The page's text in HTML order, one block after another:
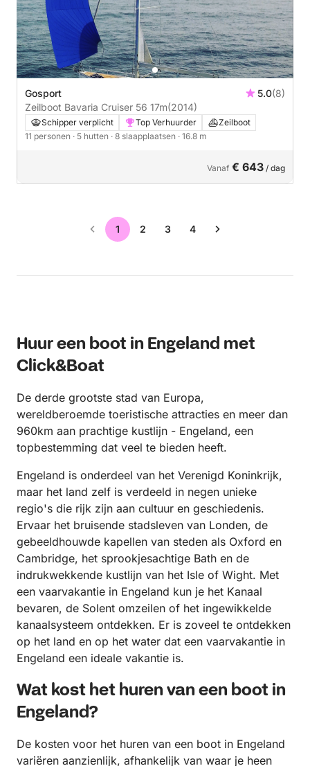
Gosport 5.0(8)
Zeilboot Bavaria Cruiser 56 17m(2014)
Schipper verplicht Top Verhuurder
Zeilboot
11 personen · 5 hutten · 8 slaapplaatsen · 16.8 m
Vanaf € 643 / dag
1 2 3 4
Huur een boot in Engeland met
Click&Boat
De derde grootste stad van Europa,
wereldberoemde toeristische attracties en meer dan
960km aan prachtige kustlijn - Engeland, een
topbestemming dat veel te bieden heeft.
Engeland is onderdeel van het Verenigd Koninkrijk,
maar het land zelf is verdeeld in negen unieke
regio's die rijk zijn aan cultuur en geschiedenis.
Ervaar het bruisende stadsleven van Londen, de
gebeeldhouwde kapellen van steden als Oxford en
Cambridge, het sprookjesachtige Bath en de
indrukwekkende kustlijn van het Isle of Wight. Met
een vaarvakantie in Engeland kun je het Kanaal
bevaren, de Solent omzeilen of het ingewikkelde
kanaalsysteem ontdekken. Er is zoveel te ontdekken
op het land en op het water dat een vaarvakantie in
Engeland een ideale vakantie is.
Wat kost het huren van een boot in
Engeland?
De kosten voor het huren van een boot in Engeland
variëren aanzienlijk, afhankelijk van waar je heen